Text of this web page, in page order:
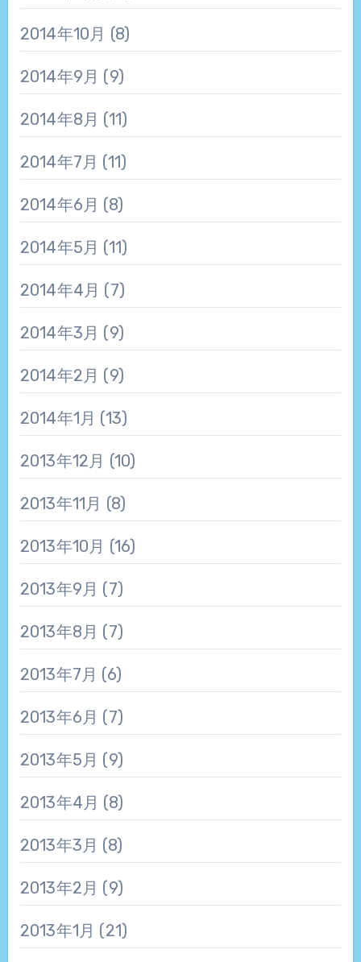
2014年10月 (8)
2014年9月 (9)
2014年8月 (11)
2014年7月 (11)
2014年6月 (8)
2014年5月 (11)
2014年4月 (7)
2014年3月 (9)
2014年2月 (9)
2014年1月 (13)
2013年12月 (10)
2013年11月 (8)
2013年10月 (16)
2013年9月 (7)
2013年8月 (7)
2013年7月 (6)
2013年6月 (7)
2013年5月 (9)
2013年4月 (8)
2013年3月 (8)
2013年2月 (9)
2013年1月 (21)